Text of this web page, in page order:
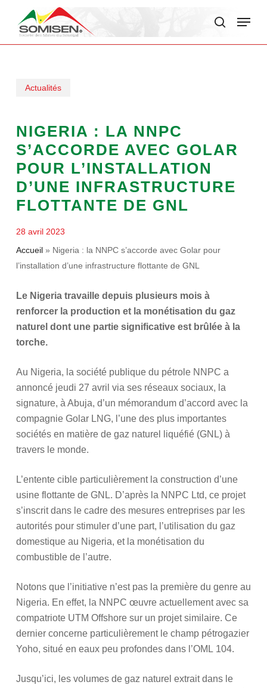
Menu
Actualités
NIGERIA : LA NNPC
S’ACCORDE AVEC GOLAR
POUR L’INSTALLATION
D’UNE INFRASTRUCTURE
FLOTTANTE DE GNL
28 avril 2023
Accueil» Nigeria : la NNPC s’accorde avec Golar pour
l’installation d’une infrastructure flottante de GNL
Le Nigeria travaille depuis plusieurs mois à
renforcer la production et la monétisation du gaz
naturel dont une partie significative est brûlée à la
torche.
Au Nigeria, la société publique du pétrole NNPC a
annoncé jeudi 27 avril via ses réseaux sociaux, la
signature, à Abuja, d’un mémorandum d’accord avec la
compagnie Golar LNG, l’une des plus importantes
sociétés en matière de gaz naturel liquéfié (GNL) à
travers le monde.
L’entente cible particulièrement la construction d’une
usine flottante de GNL. D’après la NNPC Ltd, ce projet
s’inscrit dans le cadre des mesures entreprises par les
autorités pour stimuler d’une part, l’utilisation du gaz
domestique au Nigeria, et la monétisation du
combustible de l’autre.
Notons que l’initiative n’est pas la première du genre au
Nigeria. En effet, la NNPC œuvre actuellement avec sa
compatriote UTM Offshore sur un projet similaire. Ce
dernier concerne particulièrement le champ pétrogazier
Yoho, situé en eaux peu profondes dans l’OML 104.
Jusqu’ici, les volumes de gaz naturel extrait dans le